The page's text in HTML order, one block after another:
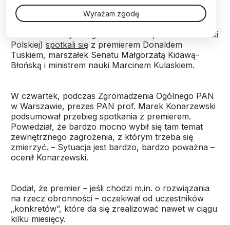
We wtorek przedstawiciele środowiska naukowego
(Polskiej Akademii Nauk, Konferencji Rektorów
Akademickich Szkół Polskich, Rady Głównej Nauki i
Szkolnictwa Wyższego oraz Fundacji na rzecz Nauki
Polskiej) spotkali się z premierem Donaldem
Tuskiem, marszałek Senatu Małgorzatą Kidawą-
Błońską i ministrem nauki Marcinem Kulaskiem.
W czwartek, podczas Zgromadzenia Ogólnego PAN
w Warszawie, prezes PAN prof. Marek Konarzewski
podsumował przebieg spotkania z premierem.
Powiedział, że bardzo mocno wybił się tam temat
zewnętrznego zagrożenia, z którym trzeba się
zmierzyć. – Sytuacja jest bardzo, bardzo poważna –
ocenił Konarzewski.
Dodał, że premier – jeśli chodzi m.in. o rozwiązania
na rzecz obronności – oczekiwał od uczestników
„konkretów”, które da się zrealizować nawet w ciągu
kilku miesięcy.
Wyrażam zgodę